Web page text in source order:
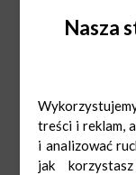
Nasza
treści i reklam,
i analizować
jak